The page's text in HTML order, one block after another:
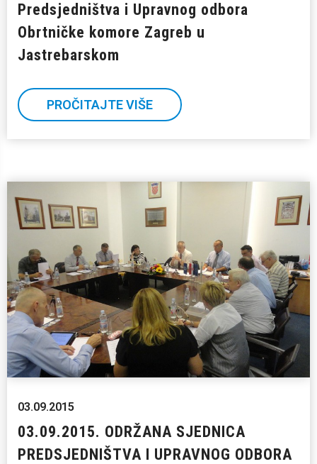
Predsjedništva i Upravnog odbora
Obrtničke komore Zagreb u
Jastrebarskom
PROČITAJTE VIŠE
03.09.2015
03.09.2015. ODRŽANA SJEDNICA
PREDSJEDNIŠTVA I UPRAVNOG ODBORA